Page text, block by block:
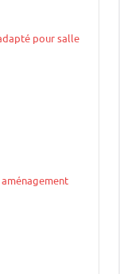
pour salle